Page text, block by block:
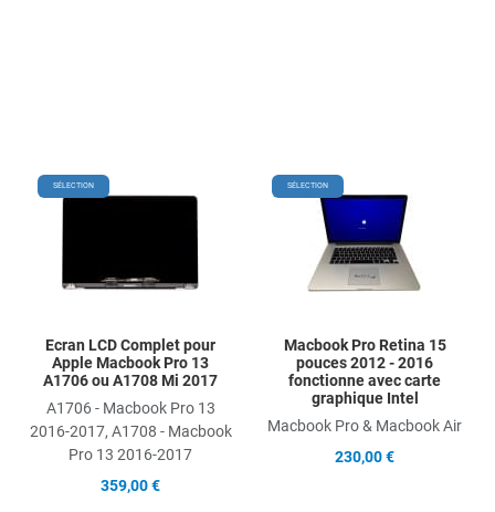
SÉLECTION Add to Wishlist
Add to Compare
Quick View
Ecran LCD Complet pour
Apple Macbook Pro 13
A1706 ou A1708 Mi 2017
A1706 - Macbook Pro 13
2016-2017, A1708 - Macbook
Pro 13 2016-2017
359,00 €
SÉLECTION
Macbook Pro Retina 15
pouces 2012 - 2016
fonctionne avec carte
graphique Intel
Macbook Pro & Macbook Air
230,00 €